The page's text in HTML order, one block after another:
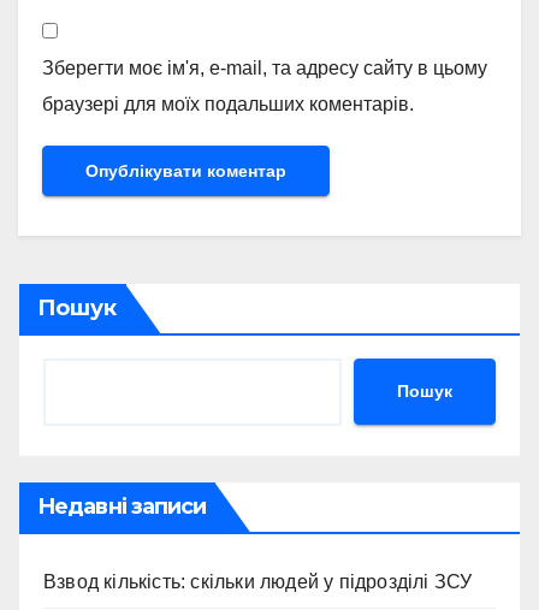
Зберегти моє ім'я, e-mail, та адресу сайту в цьому
браузері для моїх подальших коментарів.
Пошук
Пошук
Недавні записи
Взвод кількість: скільки людей у підрозділі ЗСУ